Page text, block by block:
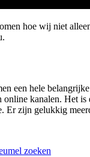
hoe wij niet
een hele
kanalen. Het
Er zijn gelukkig
zoeken